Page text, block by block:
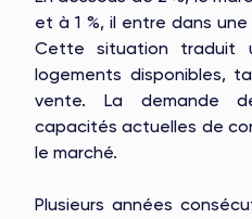
et à 1 %, il entre dans
Cette situation traduit
logements disponibles,
vente. La demande
capacités actuelles de
le marché.
Plusieurs années